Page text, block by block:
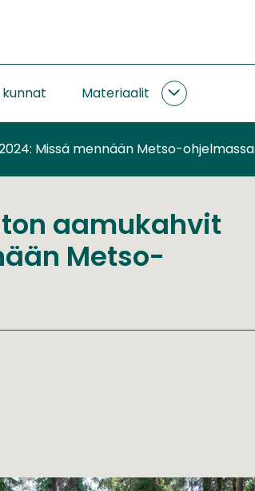
Materiaalit
Materiaalit
alasivut
Missä mennään Metso-ohjelmassa
aamukahvit
Metso-